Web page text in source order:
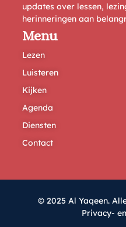
updates over lessen,
herinneringen aan
Menu
Lezen
Luisteren
Kijken
Agenda
Diensten
Contact
© 2025 Al Yaqeen.
Privacy-